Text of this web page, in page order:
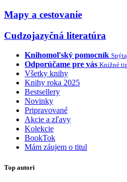
Mapy a cestovanie
Cudzojazyčná literatúra
Knihomoľský pomocník
Odporúčame pre vás Knižné
Všetky knihy
Knihy roka 2025
Bestsellery
Novinky
Pripravované
Akcie a zľavy
Kolekcie
BookTok
Mám záujem o titul
Top autori